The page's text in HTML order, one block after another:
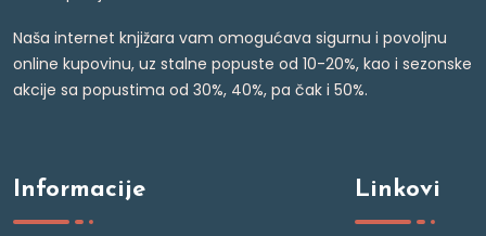
Naša internet knjižara vam omogućava sigurnu i povoljnu
online kupovinu, uz stalne popuste od 10-20%, kao i sezonske
akcije sa popustima od 30%, 40%, pa čak i 50%.
Informacije Linkovi